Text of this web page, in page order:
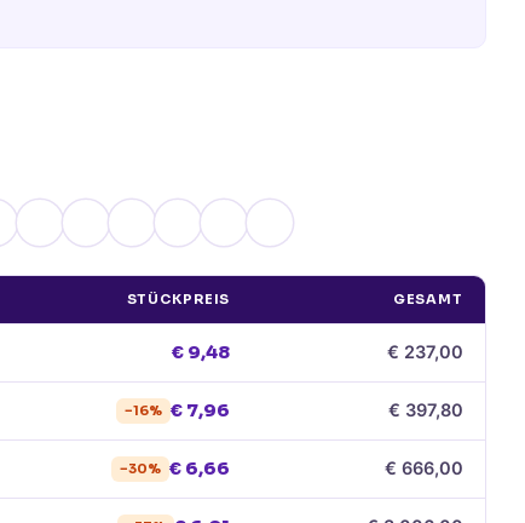
STÜCKPREIS GESAMT
€ 9,48 € 237,00
−16% € 7,96 € 397,80
−30% € 6,66 € 666,00